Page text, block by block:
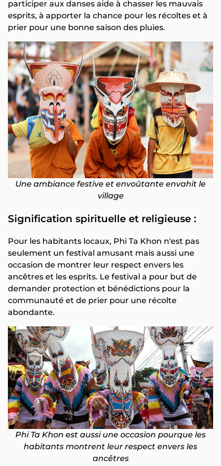
participer aux danses aide à chasser les mauvais
esprits, à apporter la chance pour les récoltes et à
prier pour une bonne saison des pluies.
Une ambiance festive et envoûtante envahit le
village
Signification spirituelle et religieuse :
Pour les habitants locaux, Phi Ta Khon n'est pas
seulement un festival amusant mais aussi une
occasion de montrer leur respect envers les
ancêtres et les esprits. Le festival a pour but de
demander protection et bénédictions pour la
communauté et de prier pour une récolte
abondante.
Phi Ta Khon est aussi une occasion pourque les
habitants montrent leur respect envers les
ancêtres